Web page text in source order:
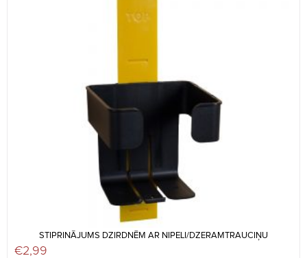
STIPRINĀJUMS DZIRDNĒM AR NIPELI/DZERAMTRAUCIŅU
€2,99